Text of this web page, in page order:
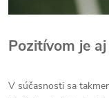
Pozitívom je
V súčasnosti sa